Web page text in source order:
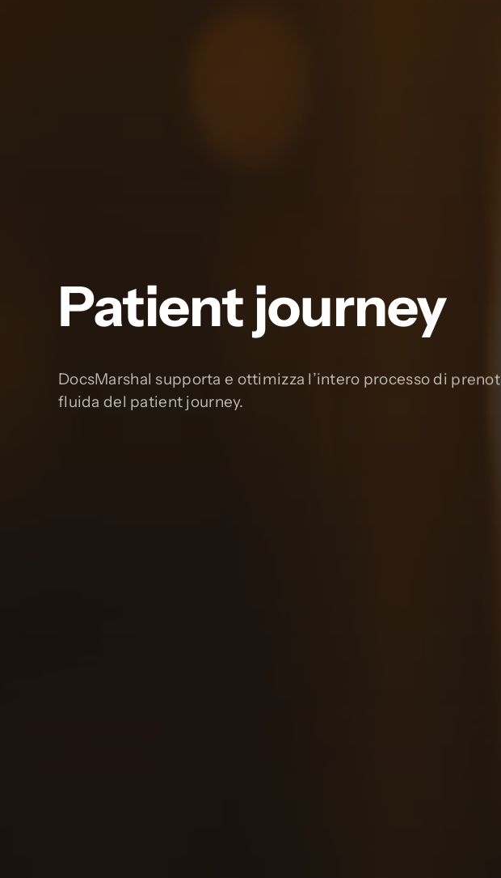
Patient journey
DocsMarshal supporta e ottimizza l’intero processo di
fluida del patient journey.